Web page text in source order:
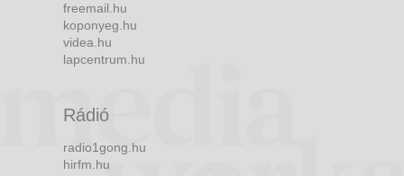
freemail.hu
koponyeg.hu
videa.hu
lapcentrum.hu
Rádió
radio1gong.hu
hirfm.hu